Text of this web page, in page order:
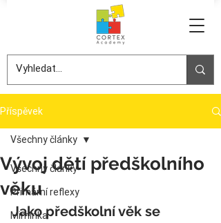
Příspěvek
Všechny články
Primární reflexy
Miminka
Všechny články
Vývoj dětí předškolního
věku
Jako předškolní věk se